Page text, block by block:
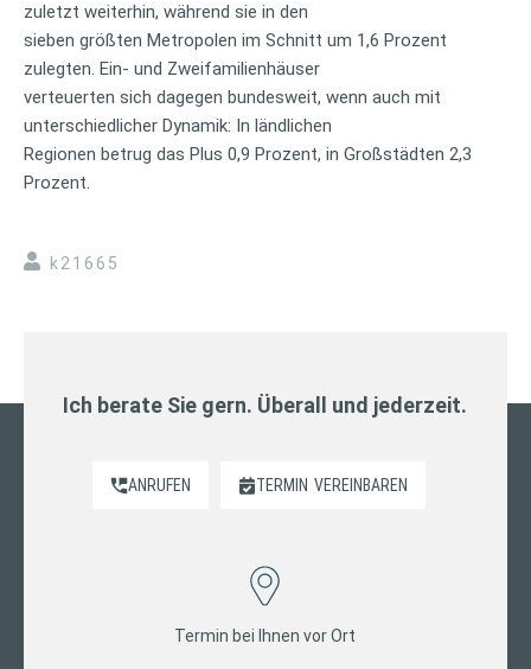
zuletzt weiterhin, während sie in den
sieben größten Metropolen im Schnitt um 1,6 Prozent
zulegten. Ein- und Zweifamilienhäuser
verteuerten sich dagegen bundesweit, wenn auch mit
unterschiedlicher Dynamik: In ländlichen
Regionen betrug das Plus 0,9 Prozent, in Großstädten 2,3
Prozent.
k21665
Ich berate Sie gern. Überall und jederzeit.
ANRUFEN TERMIN VEREINBAREN
Termin bei Ihnen vor Ort